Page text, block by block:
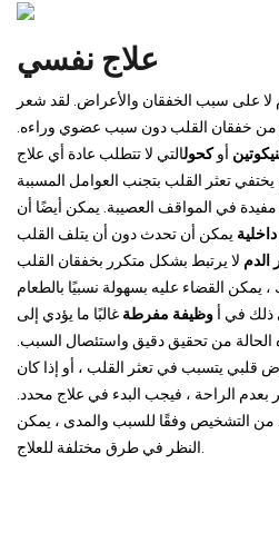
علاج نفسي
لا على سبب الخفقان والأعراض. لقد شعر
من خفقان القلب دون سبب عضوي وراءه.
أوكحولالتي لا تتطلب عادة أي علاج
في المواقف العصيبة. يمكن أيضًا أن
يمكن أن تحدث دون أن يتلف القلب
لا يرتبط بشكل متكرر بخفقان القلب
ذلك في أ وظيفة مفرطة غالبًا ما يؤدي إلى
الحالة من تحقيق دقيق واستئصال السبب.
قلبي يتسبب في تعثر القلب ، أو إذا كان
الراحة ، فيجب البدء في علاج محدد.
من التشخيص وفقًا للسبب والمدى ، يمكن